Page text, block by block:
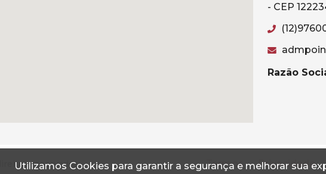
Utilizamos Cookies para garantir a segurança e melhorar sua
- CEP
Razão
reservados. Termos Privacidade